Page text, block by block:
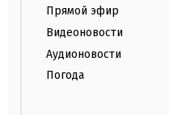
Прямой эфир
Видеоновости
Аудионовости
Погода